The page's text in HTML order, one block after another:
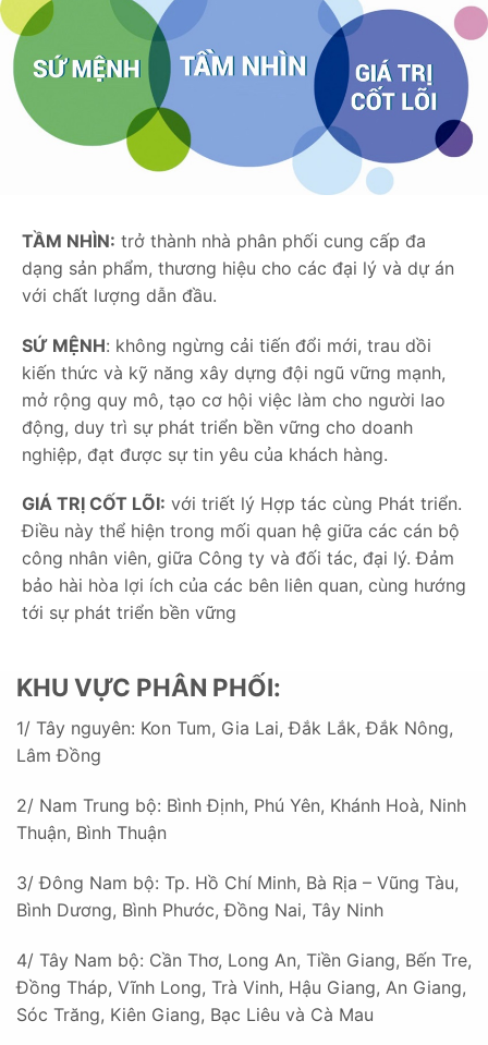
TẦM NHÌN: trở thành nhà phân phối cung cấp đa
dạng sản phẩm, thương hiệu cho các đại lý và dự án
với chất lượng dẫn đầu.
SỨ MỆNH: không ngừng cải tiến đổi mới, trau dồi
kiến thức và kỹ năng xây dựng đội ngũ vững mạnh,
mở rộng quy mô, tạo cơ hội việc làm cho người lao
động, duy trì sự phát triển bền vững cho doanh
nghiệp, đạt được sự tin yêu của khách hàng.
GIÁ TRỊ CỐT LÕI: với triết lý Hợp tác cùng Phát triển.
Điều này thể hiện trong mối quan hệ giữa các cán bộ
công nhân viên, giữa Công ty và đối tác, đại lý. Đảm
bảo hài hòa lợi ích của các bên liên quan, cùng hướng
tới sự phát triển bền vững
KHU VỰC PHÂN PHỐI:
1/ Tây nguyên: Kon Tum, Gia Lai, Đắk Lắk, Đắk Nông,
Lâm Đồng
2/ Nam Trung bộ: Bình Định, Phú Yên, Khánh Hoà, Ninh
Thuận, Bình Thuận
3/ Đông Nam bộ: Tp. Hồ Chí Minh, Bà Rịa – Vũng Tàu,
Bình Dương, Bình Phước, Đồng Nai, Tây Ninh
4/ Tây Nam bộ: Cần Thơ, Long An, Tiền Giang, Bến Tre,
Đồng Tháp, Vĩnh Long, Trà Vinh, Hậu Giang, An Giang,
Sóc Trăng, Kiên Giang, Bạc Liêu và Cà Mau